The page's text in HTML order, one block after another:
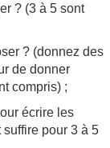
? (3 à 5 sont
? (donnez des
de donner
compris) ;
écrire les
pour 3 à 5